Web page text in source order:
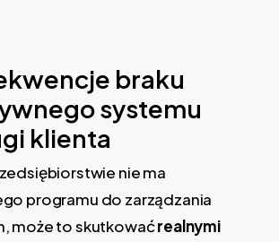
braku
systemu
klienta
nie ma
programu do zarządzania
może to skutkowaćrealnymi